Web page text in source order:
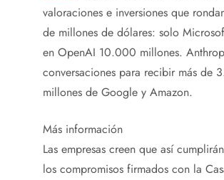
valoraciones e inversiones que
de millones de dólares: solo
en OpenAI 10.000 millones.
conversaciones para recibir más de
millones de Google y Amazon.
Más información
Las empresas creen que así
los compromisos firmados con la